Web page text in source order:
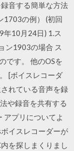
音する簡単な方法
1703の例） (初回
年10月24日) 1.ス
ン1903の場合 ス
です。 他のOSを
[ボイスレコーダ
れている音声を録
や録音を共有する
アプリについてよ
イスレコーダーが
を探しまくりまし